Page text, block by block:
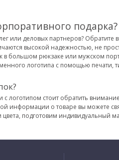
подарка?
или деловых партнеров?
высокой надежностью, не
в большом рюкзаке или мужском
логотипа с помощью печати,
с логотипом стоит обратить
информации о товаре вы можете
подготовим индивидуальный